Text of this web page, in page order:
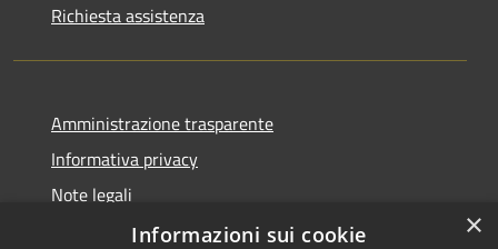
Richiesta assistenza
Amministrazione trasparente
Informativa privacy
Note legali
Dichiarazione di accessibilità
×
Informazioni sui cookie